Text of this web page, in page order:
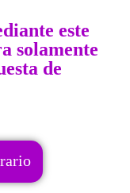
este
solamente
de